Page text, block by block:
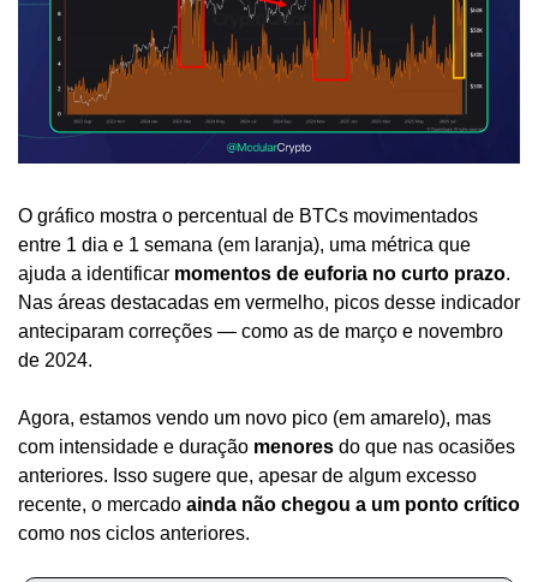
O gráfico mostra o percentual de BTCs movimentados
entre 1 dia e 1 semana (em laranja), uma métrica que
ajuda a identificar momentos de euforia no curto prazo.
Nas áreas destacadas em vermelho, picos desse indicador
anteciparam correções — como as de março e novembro
de 2024.
Agora, estamos vendo um novo pico (em amarelo), mas
com intensidade e duração menores do que nas ocasiões
anteriores. Isso sugere que, apesar de algum excesso
recente, o mercado ainda não chegou a um ponto crítico
como nos ciclos anteriores.